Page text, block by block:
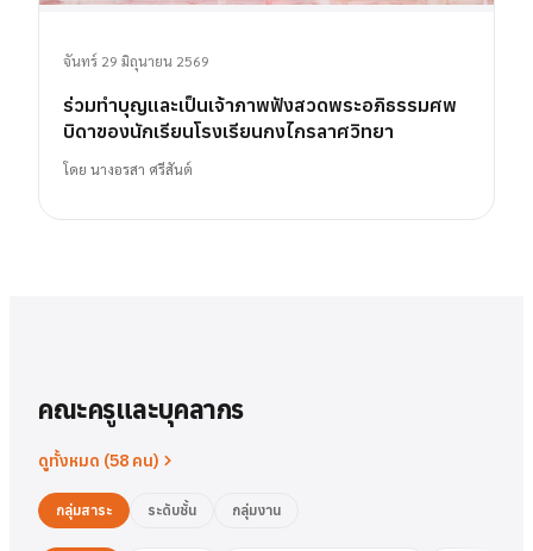
จันทร์ 29 มิถุนายน 2569
ร่วมทำบุญและเป็นเจ้าภาพฟังสวดพระอภิธรรมศพ
บิดาของนักเรียนโรงเรียนกงไกรลาศวิทยา
โดย นางอรสา ศรีสันต์
คณะครูและบุคลากร
ดูทั้งหมด (58 คน)
กลุ่มสาระ ระดับชั้น กลุ่มงาน